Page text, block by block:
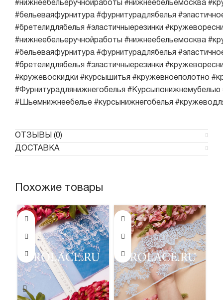
#нижнеебельеручнойработы #нижнеебельемосква
#бельеваяфурнитура #фурнитурадлябелья
#бретелидлябелья #эластичныерезинки
#нижнеебельеручнойработы #нижнеебельемосква
#бельеваяфурнитура #фурнитурадлябелья
#бретелидлябелья #эластичныерезинки
#кружевоскидки #курсышитья #кружевноеполотно
#Фурнитурадлянижнегобелья #Курсыпонижнемубелью
#Шьемнижнеебелье #курсынижнегобелья
ОТЗЫВЫ (0)
ДОСТАВКА
Похожие товары